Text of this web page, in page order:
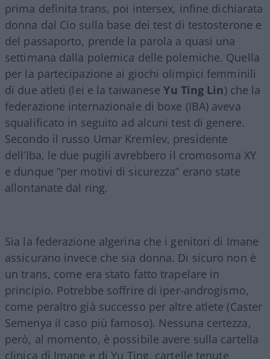
prima definita trans, poi intersex, infine dichiarata
donna dal Cio sulla base dei test di testosterone e
del passaporto, prende la parola a quasi una
settimana dalla polemica delle polemiche. Quella
per la partecipazione ai giochi olimpici femminili
di due atleti (lei e la taiwaneseYu Ting Lin) che la
federazione internazionale di boxe (IBA) aveva
squalificato in seguito ad alcuni test di genere.
Secondo il russo Umar Kremlev, presidente
dell’Iba, le due pugili avrebbero il cromosoma XY
e dunque “per motivi di sicurezza” erano state
allontanate dal ring.
Sia la federazione algerina che i genitori di Imane
assicurano invece che sia donna. Di sicuro non è
un trans, come era stato fatto trapelare in
principio. Potrebbe soffrire di iper-androgismo,
come peraltro già successo per altre atlete (Caster
Semenya il caso più famoso). Nessuna certezza,
però, al momento, è possibile avere sulla cartella
clinica di Imane e di Yu Ting, cartelle tenute